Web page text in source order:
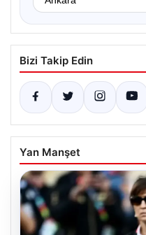
Bizi Takip Edin
Yan Manşet